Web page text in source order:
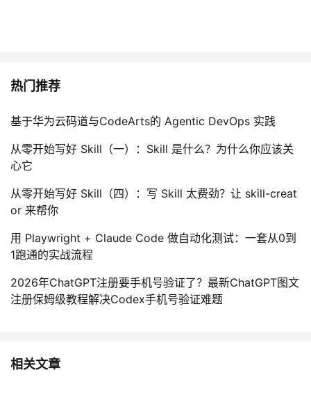
热门推荐
基于华为云码道与CodeArts的 Agentic DevOps 实践
从零开始写好 Skill（一）：Skill 是什么？为什么你应该关
心它
从零开始写好 Skill（四）：写 Skill 太费劲？让 skill-creat
or 来帮你
用 Playwright + Claude Code 做自动化测试：一套从0到
1跑通的实战流程
2026年ChatGPT注册要手机号验证了？最新ChatGPT图文
注册保姆级教程解决Codex手机号验证难题
相关文章